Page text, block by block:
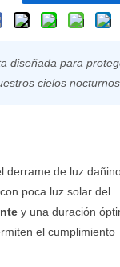
diseñada para
cielos
derrame de luz
poca luz solar del
y una duración
el cumplimiento